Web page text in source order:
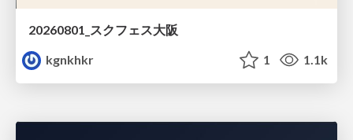
20260801_スクフェス大阪
kgnkhkr
1 1.1k